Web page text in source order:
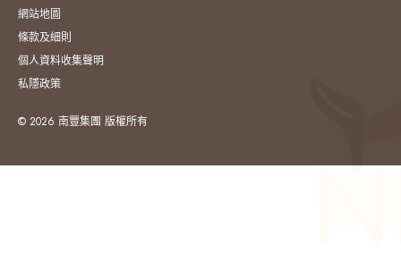
網站地圖
條款及細則
個人資料收集聲明
私隱政策
© 2026 南豐集團 版權所有